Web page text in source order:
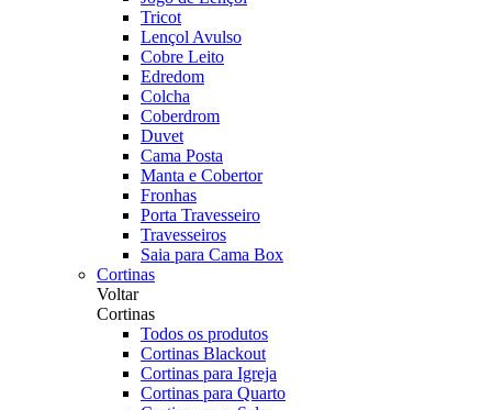
Tricot
Lençol Avulso
Cobre Leito
Edredom
Colcha
Coberdrom
Duvet
Cama Posta
Manta e Cobertor
Fronhas
Porta Travesseiro
Travesseiros
Saia para Cama Box
Cortinas
Voltar
Cortinas
Todos os produtos
Cortinas Blackout
Cortinas para Igreja
Cortinas para Quarto